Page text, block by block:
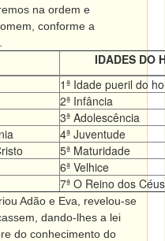
na ordem e
conforme a
IDADES DO
1ª Idade pueril do
2ª Infância
3ª Adolescência
4ª Juventude
5ª Maturidade
6ª Velhice
7ª O Reino dos
Adão e Eva, revelou-se
dando-lhes a lei
do conhecimento do